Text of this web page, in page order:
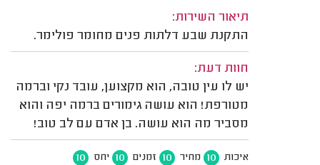
תיאור השירות:
התקנת שבע דלתות פנים מחומר פולימר.
חוות דעת:
יש לו עין טובה, הוא מקצוען, עובד נקי וברמה
מטורפת! הוא עושה גימורים ברמה יפה והוא
מסביר מה הוא עושה. בן אדם עם לב טוב!
איכות 10 מחיר 10 זמנים 10 יחס 10